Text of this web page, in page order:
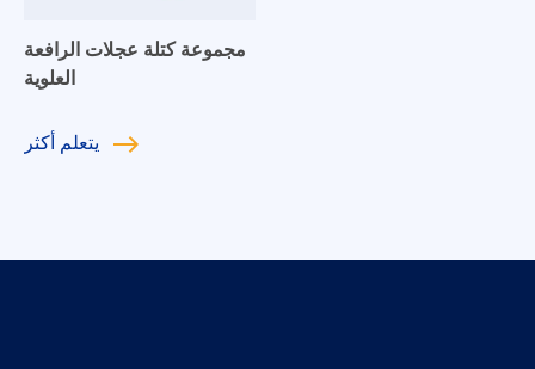
مجموعة كتلة عجلات الرافعة
العلوية
يتعلمأكثر